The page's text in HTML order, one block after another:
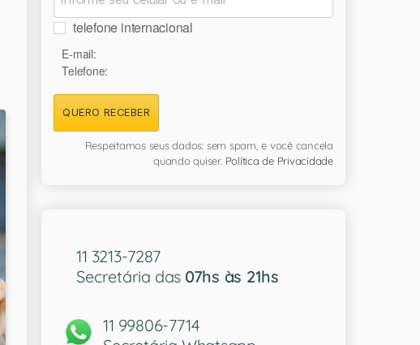
telefone internacional
E-mail:
Telefone:
QUERO RECEBER
Respeitamos seus dados: sem spam, e você cancela
quando quiser. Política de Privacidade
11 3213-7287
Secretária das 07hs às 21hs
11 99806-7714